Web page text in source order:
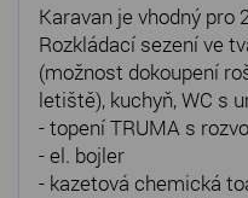
Karavan je vhodný pro
Rozkládací sezení ve
(možnost dokoupení
letiště), kuchyň, WC s
- topení TRUMA s
- el. bojler
- kazetová chemická